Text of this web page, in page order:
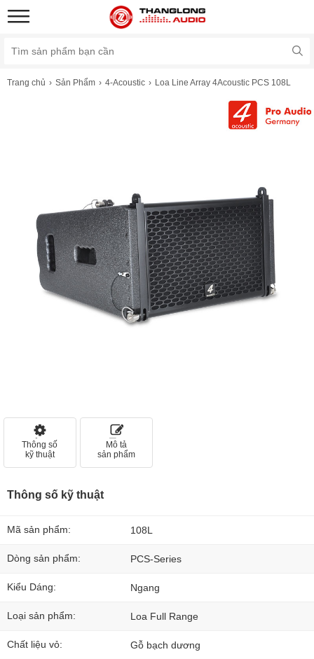
Trang chủ Sản Phẩm 4-Acoustic Loa Line Array 4Acoustic PCS 108L
Thông số
kỹ thuật
Mô tả
sản phẩm
Thông số kỹ thuật
Mã sản phẩm: 108L
Dòng sản phẩm: PCS-Series
Kiểu Dáng: Ngang
Loại sản phẩm: Loa Full Range
Chất liệu vỏ: Gỗ bạch dương